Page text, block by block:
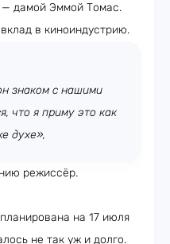
— дамой Эммой Томас.
в киноиндустрию.
знаком с нашими
что я приму это как
духе»,
режиссёр.
на 17 июля
не так уж и долго.